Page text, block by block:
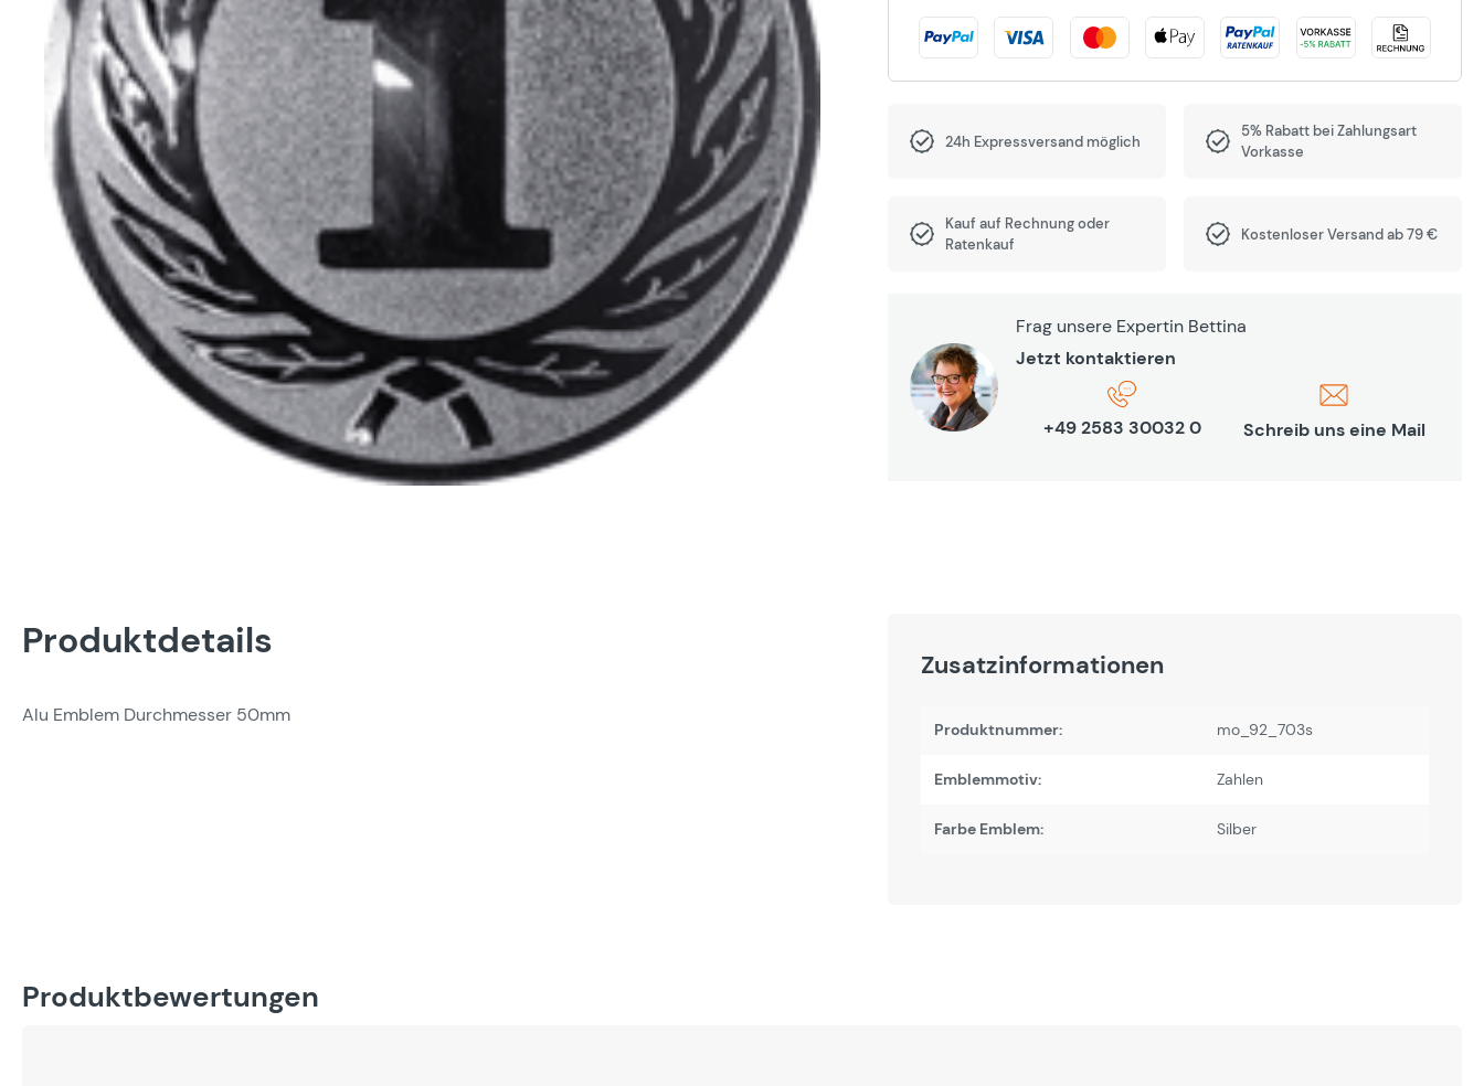
24h Expressversand möglich
5% Rabatt bei Zahlungsart
Vorkasse
Kauf auf Rechnung oder
Ratenkauf
Kostenloser Versand ab 79 €
Frag unsere Expertin Bettina
Jetzt kontaktieren
+49 2583 30032 0 Schreib uns eine Mail
Produktdetails
Alu Emblem Durchmesser 50mm
Zusatzinformationen
Produktnummer: mo_92_703s
Emblemmotiv: Zahlen
Farbe Emblem: Silber
Produktbewertungen